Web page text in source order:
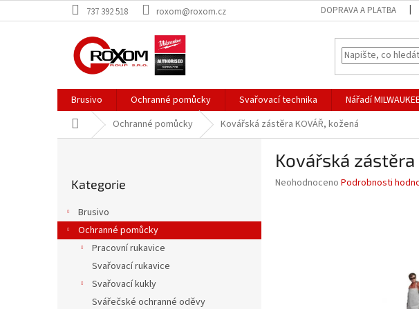
na
737 392 518 roxom@roxom.cz DOPRAVA A PLATBA
Brusivo Ochranné pomůcky Svařovací technika Nářadí
Domů Ochranné pomůcky Kovářská zástěra KOVÁŘ, kožená
a
n
kategorie
Kategorie
Brusivo
Ochranné pomůcky
Pracovní rukavice
Svařovací rukavice
Svařovací kukly
Svářečské ochranné oděvy
Kovářská zástěra
Průměrné
Neohodnoceno Podrobnosti